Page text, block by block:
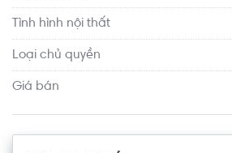
Tình hình nội thất
Loại chủ quyền
Giá bán